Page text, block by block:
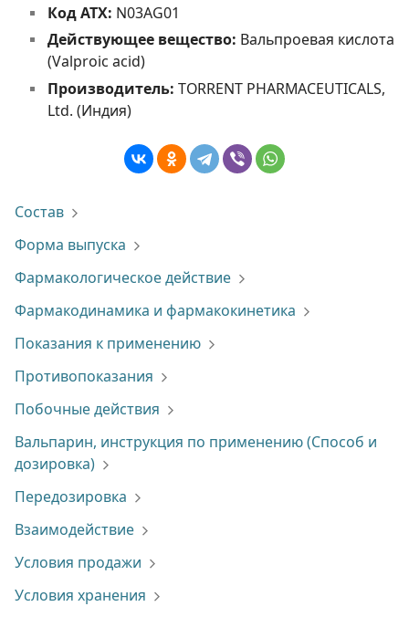
Код АТХ: N03AG01
Действующее вещество: Вальпроевая кислота
(Valproic acid)
Производитель: TORRENT PHARMACEUTICALS,
Ltd. (Индия)
Состав
Форма выпуска
Фармакологическое действие
Фармакодинамика и фармакокинетика
Показания к применению
Противопоказания
Побочные действия
Вальпарин, инструкция по применению (Способ и
дозировка)
Передозировка
Взаимодействие
Условия продажи
Условия хранения